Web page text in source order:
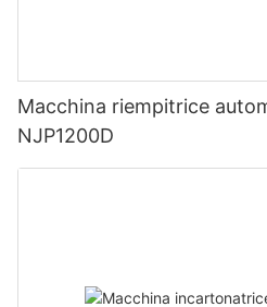
Macchina riempitrice
NJP1200D